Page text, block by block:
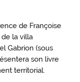
de Françoise
la villa
Gabrion (sous
son livre
territorial.